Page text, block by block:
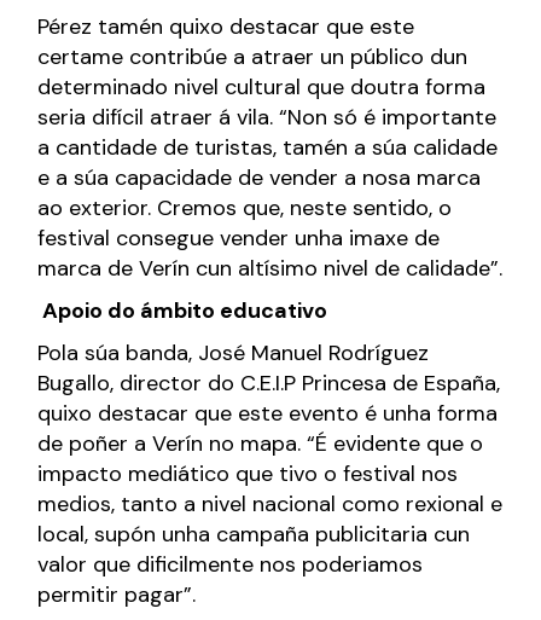
Pérez tamén quixo destacar que este
certame contribúe a atraer un público dun
determinado nivel cultural que doutra forma
seria difícil atraer á vila. “Non só é importante
a cantidade de turistas, tamén a súa calidade
e a súa capacidade de vender a nosa marca
ao exterior. Cremos que, neste sentido, o
festival consegue vender unha imaxe de
marca de Verín cun altísimo nivel de calidade”.
Apoio do ámbito educativo
Pola súa banda, José Manuel Rodríguez
Bugallo, director do C.E.I.P Princesa de España,
quixo destacar que este evento é unha forma
de poñer a Verín no mapa. “É evidente que o
impacto mediático que tivo o festival nos
medios, tanto a nivel nacional como rexional e
local, supón unha campaña publicitaria cun
valor que dificilmente nos poderiamos
permitir pagar”.